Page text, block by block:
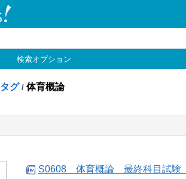
検索オプション
タグ / 体育概論
S0608 体育概論 最終科目試